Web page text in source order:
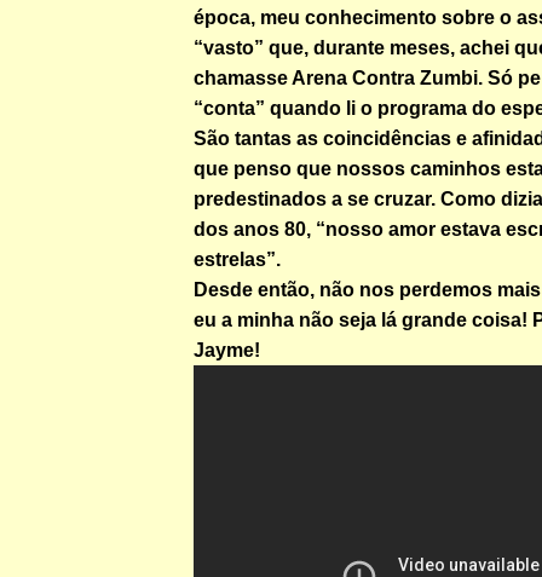
época, meu conhecimento sobre o
“vasto” que, durante meses, achei
chamasse Arena Contra Zumbi. Só
“conta” quando li o programa do
São tantas as coincidências e
que penso que nossos caminhos
predestinados a se cruzar. Como
dos anos 80, “nosso amor estava
estrelas”.
Desde então, não nos perdemos
eu a minha não seja lá grande coisa!
Jayme!